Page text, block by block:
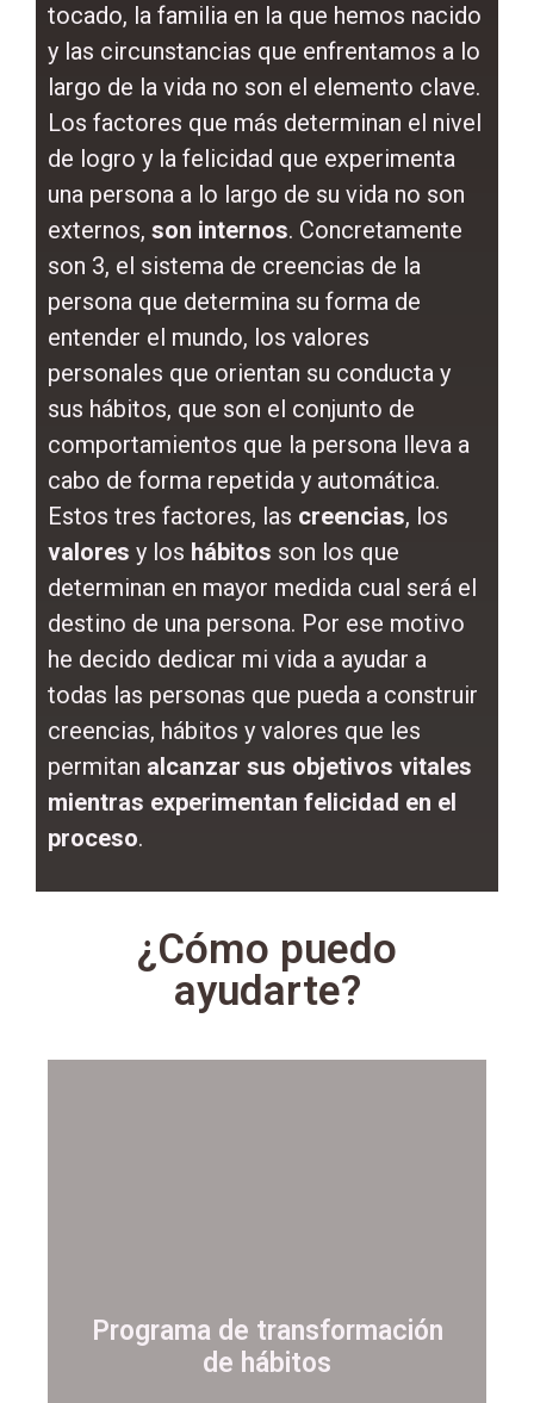
tocado, la familia en la que hemos nacido
y las circunstancias que enfrentamos a lo
largo de la vida no son el elemento clave.
Los factores que más determinan el nivel
de logro y la felicidad que experimenta
una persona a lo largo de su vida no son
externos, son internos. Concretamente
son 3, el sistema de creencias de la
persona que determina su forma de
entender el mundo, los valores
personales que orientan su conducta y
sus hábitos, que son el conjunto de
comportamientos que la persona lleva a
cabo de forma repetida y automática.
Estos tres factores, las creencias, los
valores y los hábitos son los que
determinan en mayor medida cual será el
destino de una persona. Por ese motivo
he decido dedicar mi vida a ayudar a
todas las personas que pueda a construir
creencias, hábitos y valores que les
permitan alcanzar sus objetivos vitales
mientras experimentan felicidad en el
proceso.
¿Cómo puedo
ayudarte?
Programa de transformación
de hábitos